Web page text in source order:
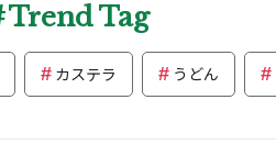
Trend Tag
カステラ うどん